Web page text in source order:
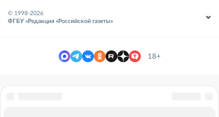
© 1998-2026
ФГБУ «Редакция «Российской газеты»
18+